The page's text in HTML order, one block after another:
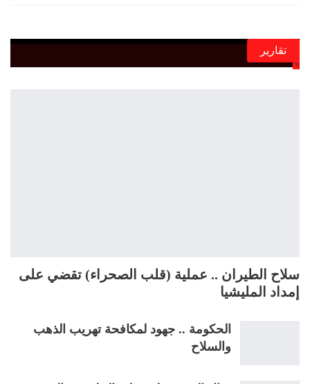
تقارير
سلاح الطيران .. عملية (قلب الصحراء) تقضي على
إمداد المليشيا
الحكومة .. جهود لمكافحة تهريب الذهب
والسلاح